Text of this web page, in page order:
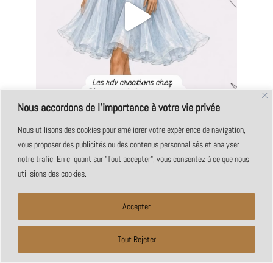
Nous accordons de l'importance à votre vie privée
Nous utilisons des cookies pour améliorer votre expérience de navigation,
vous proposer des publicités ou des contenus personnalisés et analyser
notre trafic. En cliquant sur "Tout accepter", vous consentez à ce que nous
utilisions des cookies.
Tout Rejeter
Accepter